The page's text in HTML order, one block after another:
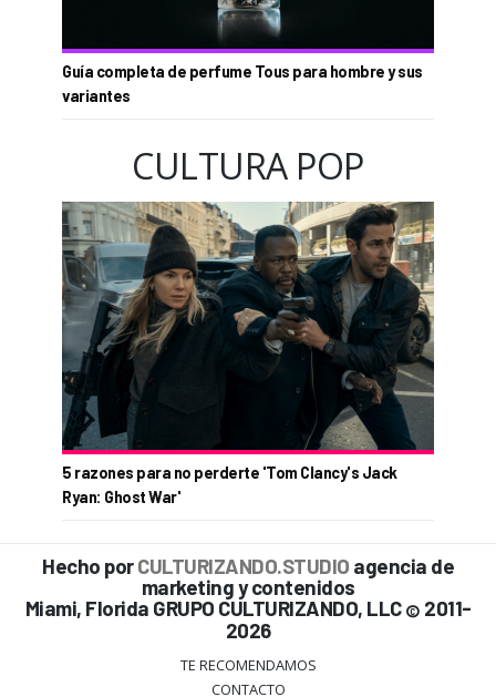
Guía completa de perfume Tous para hombre y sus
variantes
CULTURA POP
5 razones para no perderte 'Tom Clancy's Jack
Ryan: Ghost War'
Hecho porCULTURIZANDO.STUDIO agencia de
marketing y contenidos
Miami, Florida GRUPO CULTURIZANDO, LLC © 2011-
2026
TE RECOMENDAMOS
CONTACTO